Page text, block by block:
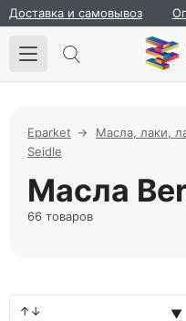
Доставка и самовывоз
Eparket Масла, лаки,
Seidle
Масла
66 товаров